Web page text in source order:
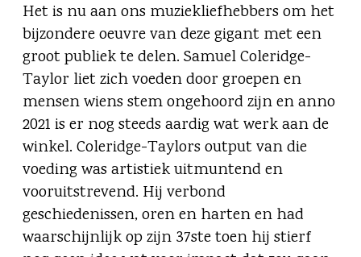
Het is nu aan ons muziekliefhebbers om het
bijzondere oeuvre van deze gigant met een
groot publiek te delen. Samuel Coleridge-
Taylor liet zich voeden door groepen en
mensen wiens stem ongehoord zijn en anno
2021 is er nog steeds aardig wat werk aan de
winkel. Coleridge-Taylors output van die
voeding was artistiek uitmuntend en
vooruitstrevend. Hij verbond
geschiedenissen, oren en harten en had
waarschijnlijk op zijn 37ste toen hij stierf